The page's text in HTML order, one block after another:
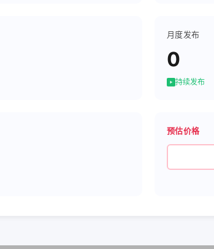
月度发布
0
持续发布
预估价格